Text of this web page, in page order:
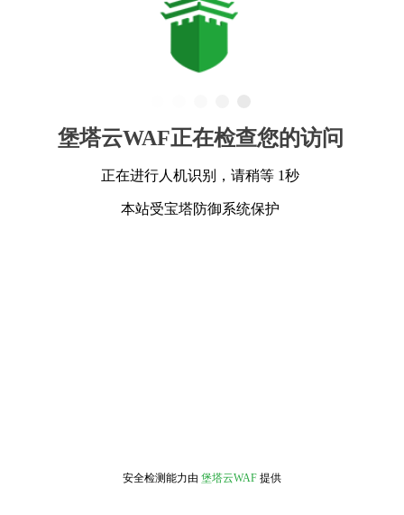
堡塔云WAF正在检查您的访问
正在进行人机识别，请稍等 1秒
本站受宝塔防御系统保护
安全检测能力由 堡塔云WAF 提供